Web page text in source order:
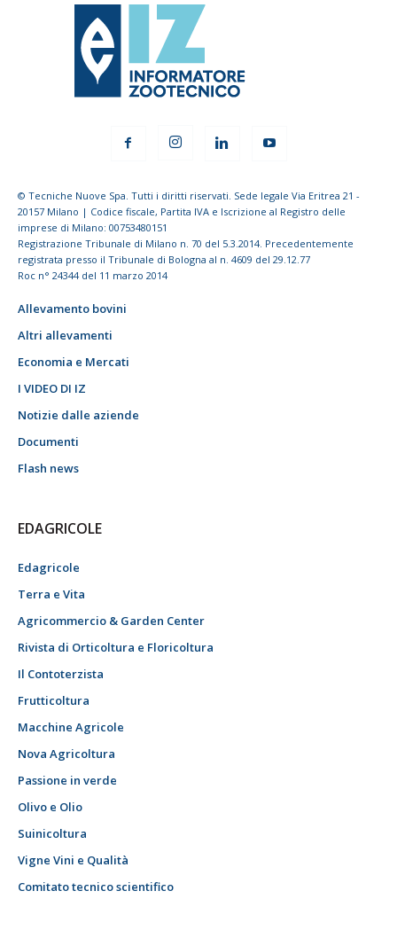
© Tecniche Nuove Spa. Tutti i diritti riservati. Sede legale Via Eritrea 21 -
20157 Milano | Codice fiscale, Partita IVA e Iscrizione al Registro delle
imprese di Milano: 00753480151
Registrazione Tribunale di Milano n. 70 del 5.3.2014. Precedentemente
registrata presso il Tribunale di Bologna al n. 4609 del 29.12.77
Roc n° 24344 del 11 marzo 2014
Allevamento bovini
Altri allevamenti
Economia e Mercati
I VIDEO DI IZ
Notizie dalle aziende
Documenti
Flash news
EDAGRICOLE
Edagricole
Terra e Vita
Agricommercio & Garden Center
Rivista di Orticoltura e Floricoltura
Il Contoterzista
Frutticoltura
Macchine Agricole
Nova Agricoltura
Passione in verde
Olivo e Olio
Suinicoltura
Vigne Vini e Qualità
Comitato tecnico scientifico